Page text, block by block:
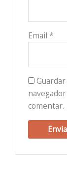
Email *
comentar.